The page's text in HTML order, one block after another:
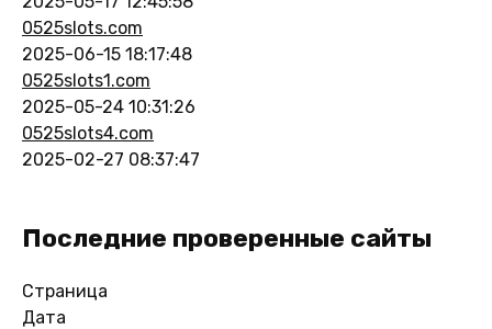
0525slots.com
2025-06-15 18:17:48
0525slots1.com
2025-05-24 10:31:26
0525slots4.com
2025-02-27 08:37:47
Последние проверенные сайты
Страница
Дата